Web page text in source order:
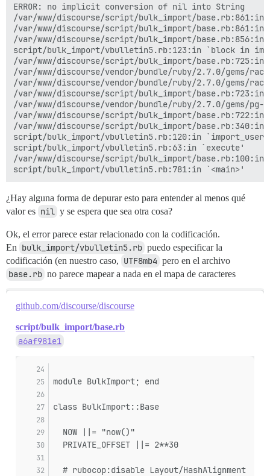
ERROR: no implicit conversion of nil into String
/var/www/discourse/script/bulk_import/base.rb:861:in
/var/www/discourse/script/bulk_import/base.rb:861:in
/var/www/discourse/script/bulk_import/
script/bulk_import/vbulletin5.rb:123:in `block in
/var/www/discourse/script/bulk_import/
/var/www/discourse/vendor/bundle/ruby/2.7.0/gems/
/var/www/discourse/vendor/bundle/ruby/2.7.0/gems/
/var/www/discourse/script/bulk_import/
/var/www/discourse/vendor/bundle/ruby/2.7.0/gems/
/var/www/discourse/script/bulk_import/base.rb:722:in
/var/www/discourse/script/bulk_import/base.rb:340:in
script/bulk_import/vbulletin5.rb:120:in
script/bulk_import/vbulletin5.rb:63:in `execute'
/var/www/discourse/script/bulk_import/
¿Hay alguna forma de depurar esto para entender al menos qué
valor es nil y se espera que sea otra cosa?
Ok, el error parece estar relacionado con la codificación.
En bulk_import/vbulletin5.rb puedo especificar la
codificación (en nuestro caso, UTF8mb4 pero en el archivo
base.rb no parece mapear a nada en el mapa de caracteres
github.com/discourse/discourse
script/bulk_import/base.rb
a6af981e1
module BulkImport; end
class BulkImport::Base
  NOW ||= "now()"
  PRIVATE_OFFSET ||= 2**30
  # rubocop:disable Layout/HashAlignment